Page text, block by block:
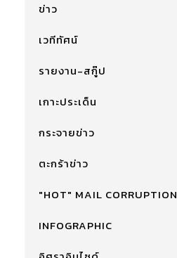
ข่าว
เวทีทัศน์
รายงาน-สกู๊ป
เกาะประเด็น
กระจายข่าว
ตะกร้าข่าว
"HOT" MAIL CORRUPTION
INFOGRAPHIC